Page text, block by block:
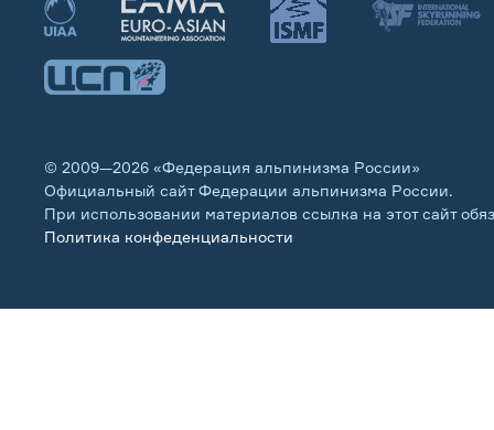
© 2009—2026 «Федерация альпинизма России»
Официальный сайт Федерации альпинизма России.
При использовании материалов ссылка на этот сайт
Политика конфеденциальности